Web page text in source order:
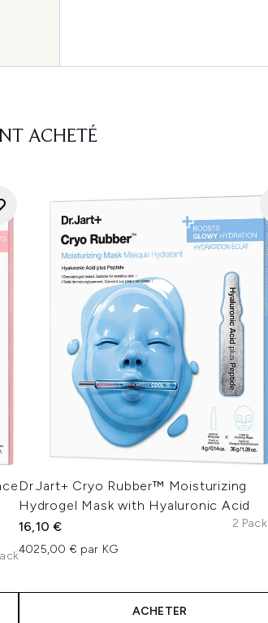
ACHETÉ
Dr.Jart+ Cryo Rubber™ Moisturizing
Hydrogel Mask with Hyaluronic Acid
16,10 €
4025,00 € par KG
2 Pack
ACHETER